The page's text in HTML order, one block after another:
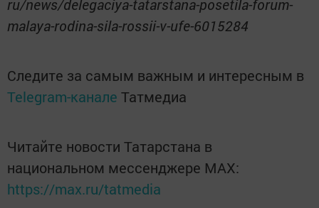
ru/news/delegaciya-tatarstana-posetila-forum-
malaya-rodina-sila-rossii-v-ufe-6015284
Следите за самым важным и интересным в
Telegram-канале Татмедиа
Читайте новости Татарстана в
национальном мессенджере MАХ:
https://max.ru/tatmedia